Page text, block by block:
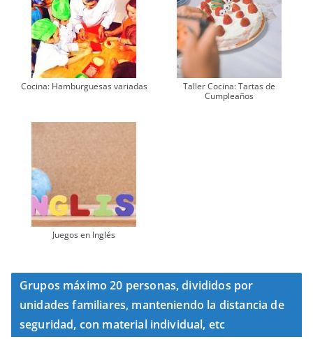
Cocina: Hamburguesas variadas
Taller Cocina: Tartas de
Cumpleaños
Juegos en Inglés
Grupos máximo 20 personas, divididos por
unidades familiares, manteniendo la distancia de
seguridad, con material individual, etc